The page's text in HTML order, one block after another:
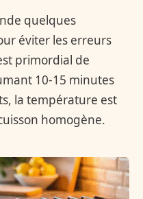
quelques
éviter les erreurs
primordial de
10-15 minutes
la température est
homogène.